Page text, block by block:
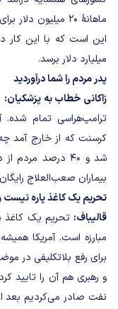
ماهانۀ ۲۰
میلیارد دلار برسد.
پدر مردم را شما درآوردید
زاکانی خطاب به پزشکیان:
ترامپ‌هراسی تمام شده.
شد و ۴۰ درصد
بیماران صعب‌العلاج
تحریم یک کاغذ پاره
قالیباف: تحریم یک کاغذ
مبارزه است. آمریکا
برای رفع بلاتکلیفی در